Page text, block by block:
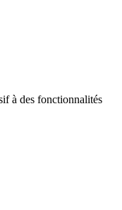
à des fonctionnalités